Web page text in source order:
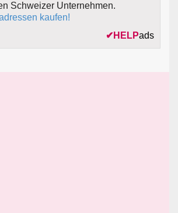
Schweizer Unternehmen.
kaufen!
✔ HELPads